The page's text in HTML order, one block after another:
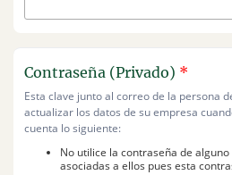
Contraseña (Privado) *
Esta clave junto al correo de la persona
actualizar los datos de su empresa
cuenta lo siguiente:
No utilice la contraseña de
asociadas a ellos pues esta